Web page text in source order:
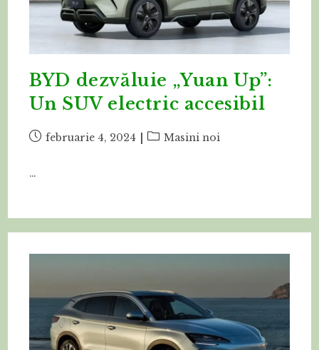
BYD dezvăluie „Yuan Up”:
Un SUV electric accesibil
Postfebruarie 4, 2024
PostMasini noi
…